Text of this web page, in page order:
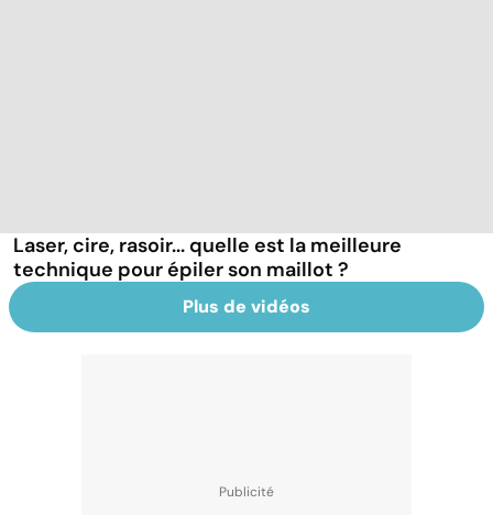
Laser, cire, rasoir... quelle est la meilleure
technique pour épiler son maillot ?
Plus de vidéos